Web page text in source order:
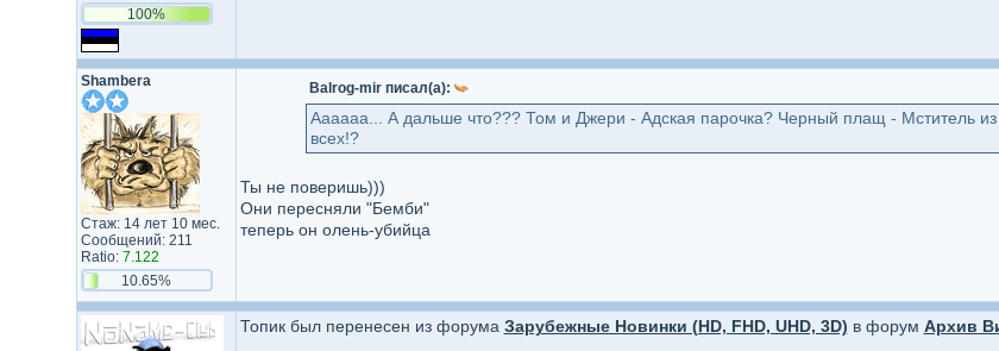
100%
Shambera
Стаж: 14 лет 10 мес.
Сообщений: 211
Ratio: 7.122
10.65%
Balrog-mir писал(а):
Аааааа... А дальше что??? Том и Джери - Адская парочка? Черный плащ - Мститель
всех!?
Ты не поверишь)))
Они пересняли "Бемби"
теперь он олень-убийца
Топик был перенесен из форума Зарубежные Новинки (HD, FHD, UHD, 3D) в форум Архив